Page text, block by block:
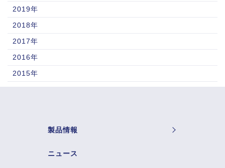
2019年
2018年
2017年
2016年
2015年
製品情報
ニュース